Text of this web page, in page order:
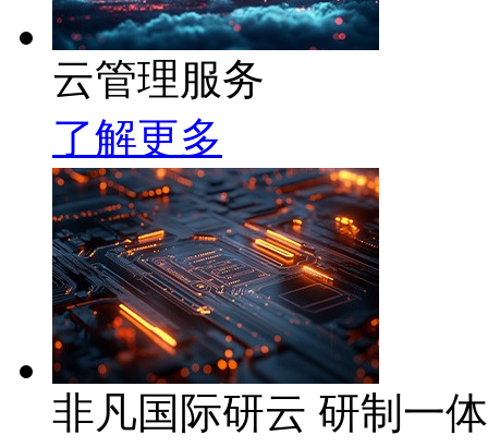
云管理服务
了解更多
非凡国际研云 研制一